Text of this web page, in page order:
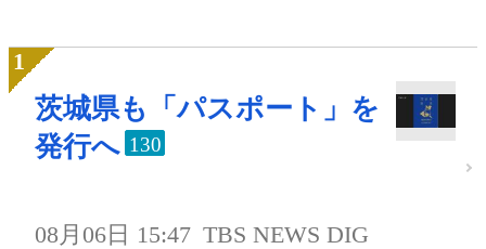
茨城県も「パスポート」を
発行へ 130
08月06日 15:47 TBS NEWS DIG